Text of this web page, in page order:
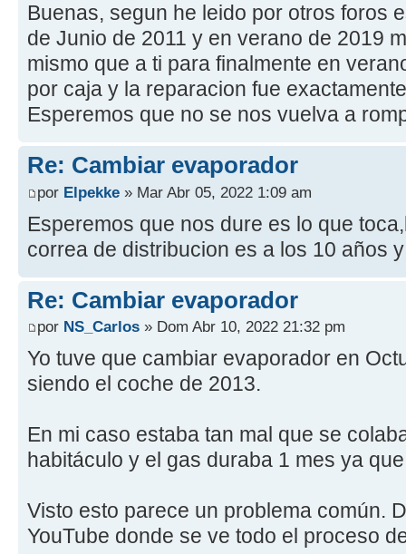
Buenas, segun he leido por otros foros
de Junio de 2011 y en verano de 2019
mismo que a ti para finalmente en
por caja y la reparacion fue
Esperemos que no se nos vuelva a
Re: Cambiar evaporador
por Elpekke » Mar Abr 05, 2022 1:09 am
Esperemos que nos dure es lo que
correa de distribucion es a los 10 años
Re: Cambiar evaporador
por NS_Carlos » Dom Abr 10, 2022 21:32 pm
Yo tuve que cambiar evaporador en
siendo el coche de 2013.
En mi caso estaba tan mal que se
habitáculo y el gas duraba 1 mes ya
Visto esto parece un problema común.
YouTube donde se ve todo el proceso